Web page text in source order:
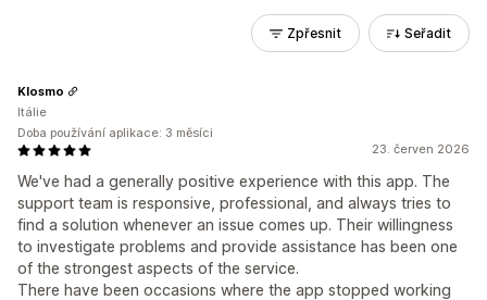
Zpřesnit Seřadit
23. červen 2026
We've had a generally positive experience with this app. The
support team is responsive, professional, and always tries to
find a solution whenever an issue comes up. Their willingness
to investigate problems and provide assistance has been one
of the strongest aspects of the service.
There have been occasions where the app stopped working
Klosmo
Itálie
Doba používání aplikace: 3 měsíci